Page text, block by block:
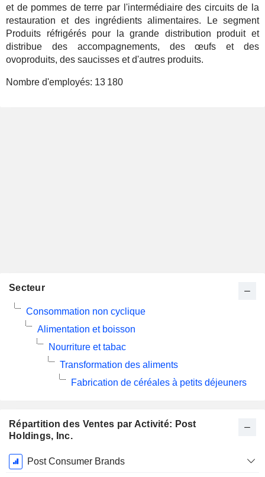
et de pommes de terre par l'intermédiaire des circuits de la
restauration et des ingrédients alimentaires. Le segment
Produits réfrigérés pour la grande distribution produit et
distribue des accompagnements, des œufs et des
ovoproduits, des saucisses et d'autres produits.
Nombre d'employés: 13 180
Répartition des Ventes par Activité: Post
Holdings, Inc.
Période
Fiscale:
Post Consumer Brands
Secteur
Consommation non cyclique
Alimentation et boisson
Nourriture et tabac
Transformation des aliments
Fabrication de céréales à petits déjeuners